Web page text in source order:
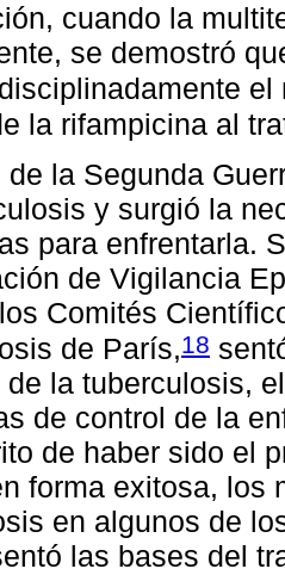
cuando la
se demostró
la rifampicina al
de la Segunda
y surgió la
para enfrentarla.
de Vigilancia
Comités
de París,18
de la tuberculosis,
de control de la
de haber sido el
forma exitosa, los
en algunos de
las bases del